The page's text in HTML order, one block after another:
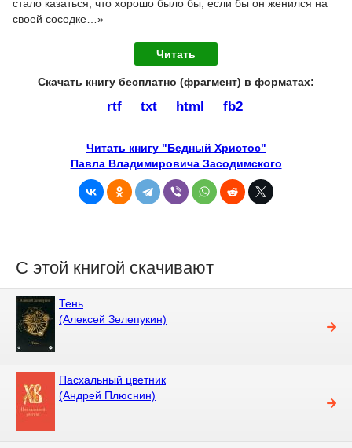
стало казаться, что хорошо было бы, если бы он женился на
своей соседке…»
Читать
Скачать книгу бесплатно (фрагмент) в форматах :
rtf txt html fb2
Читать книгу "Бедный Христос"
Павла Владимировича Засодимского
С этой книгой скачивают
Тень
(Алексей Зелепукин)
Пасхальный цветник
(Андрей Плюснин)